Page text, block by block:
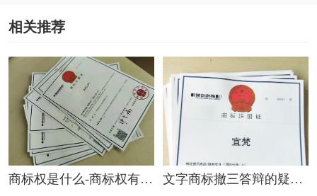
相关推荐
商标权是什么-商标权有哪
文字商标撤三答辩的疑问